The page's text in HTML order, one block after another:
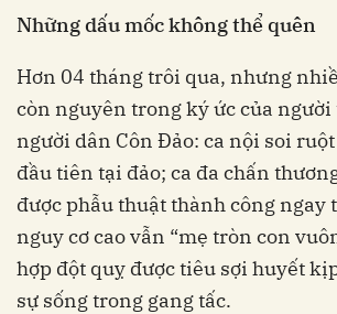
Những dấu mốc không thể quên
Hơn 04 tháng trôi qua, nhưng
còn nguyên trong ký ức của người
người dân Côn Đảo: ca nội soi
đầu tiên tại đảo; ca đa chấn
được phẫu thuật thành công ngay
nguy cơ cao vẫn “mẹ tròn con
hợp đột quỵ được tiêu sợi huyết
sự sống trong gang tấc.